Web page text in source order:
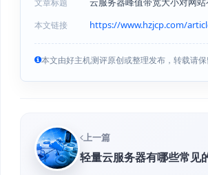
本文链接 https://www.hzjcp.com/
本文由好主机测评原创或整理发布，转载请
上一篇
轻量云服务器有哪些常见